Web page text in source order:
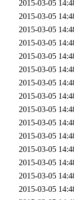
2015-03-05
2015-03-05
2015-03-05
2015-03-05
2015-03-05
2015-03-05
2015-03-05
2015-03-05
2015-03-05
2015-03-05
2015-03-05
2015-03-05
2015-03-05
2015-03-05
2015-03-05